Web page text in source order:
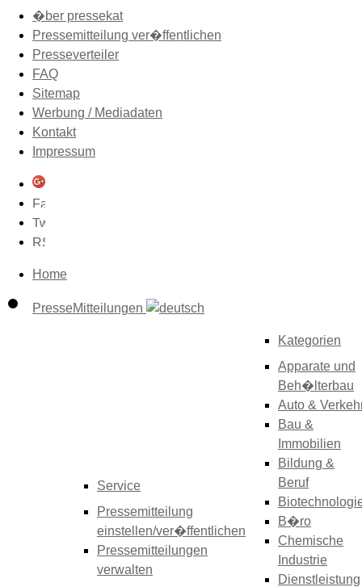
�ber pressekat
Pressemitteilung ver�ffentlichen
Presseverteiler
FAQ
Sitemap
Werbung / Mediadaten
Kontakt
Impressum
Home
PresseMitteilungen
Service
Pressemitteilung
einstellen/ver�ffentlichen
Pressemitteilungen
verwalten
Kategorien
Apparate und
Beh�lterbau
Auto &
Bau &
Immobilien
Bildung &
Beruf
B�ro
Chemische
Industrie
Dienstleistung